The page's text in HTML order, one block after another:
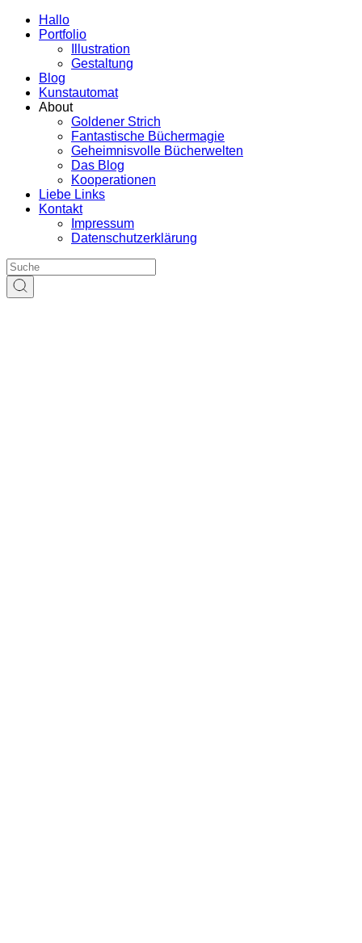
Hallo
Portfolio
Illustration
Gestaltung
Blog
Kunstautomat
About
Goldener Strich
Fantastische Büchermagie
Geheimnisvolle Bücherwelten
Das Blog
Kooperationen
Liebe Links
Kontakt
Impressum
Datenschutzerklärung